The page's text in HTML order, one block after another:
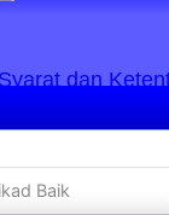
dan
Baik